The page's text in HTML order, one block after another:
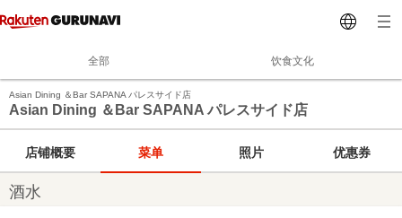
全部 饮食文化
Asian Dining ＆Bar SAPANA パレスサイド店
Asian Dining ＆Bar SAPANA パレスサイド店
店铺概要 菜单 照片 优惠券
酒水